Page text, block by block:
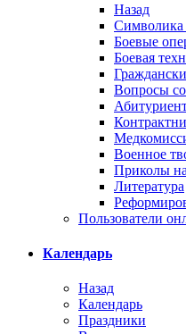
Назад
Символика
Боевые
Боевая
Вопросы
Военное
Приколы
Литература
Пользователи
Календарь
Назад
Календарь
Праздники